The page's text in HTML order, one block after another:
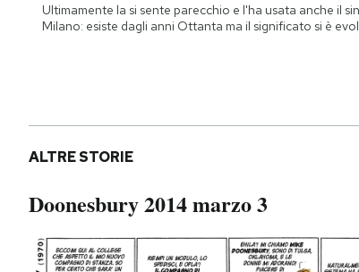
Ultimamente la si sente parecchio e l'ha usata anche il
Milano: esiste dagli anni Ottanta ma il significato si è
ALTRE STORIE
Doonesbury 2014 marzo 3